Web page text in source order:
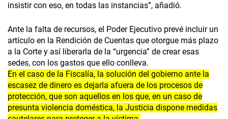
insistir con eso, en todas las instancias”, añadió.
Ante la falta de recursos, el Poder Ejecutivo prevé incluir un
artículo en la Rendición de Cuentas que otorgue más plazo
a la Corte y así liberarla de la “urgencia” de crear esas
sedes, con los gastos que ello conlleva.
En el caso de la Fiscalía, la solución del gobierno ante la
escasez de dinero es dejarla afuera de los procesos de
protección, que son aquellos en los que, en un caso de
presunta violencia doméstica, la Justicia dispone medidas